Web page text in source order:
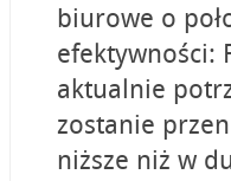
biurowe o
efektywności:
aktualnie
zostanie
niższe niż w